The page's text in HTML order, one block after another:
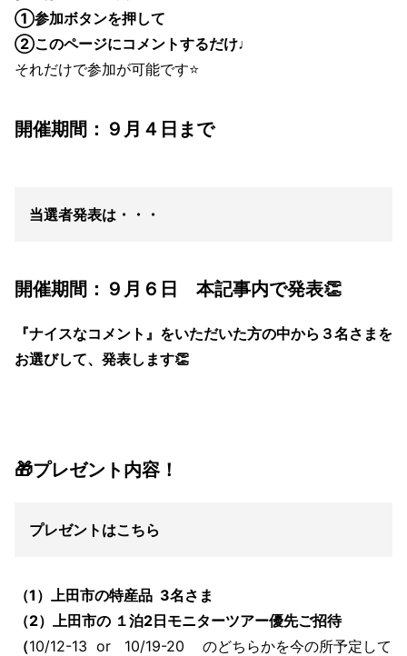
①参加ボタンを押して
②このページにコメントするだけ♩
それだけで参加が可能です⭐️
開催期間：９月４日まで
当選者発表は・・・
開催期間：９月６日 本記事内で発表👏
『ナイスなコメント』をいただいた方の中から３名さまを
お選びして、発表します👏
🎁プレゼント内容！
プレゼントはこちら
（1）上田市の特産品 3名さま
（2）上田市の １泊2日モニターツアー優先ご招待
（10/12-13 or 10/19-20 のどちらかを今の所予定して